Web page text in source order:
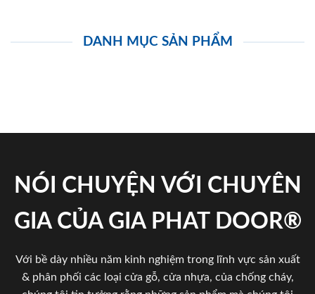
DANH MỤC SẢN PHẨM
NÓI CHUYỆN VỚI CHUYÊN
GIA CỦA GIA PHAT DOOR®
Với bề dày nhiều năm kinh nghiệm trong lĩnh vực sản xuất
& phân phối các loại cửa gỗ, cửa nhựa, của chống cháy,